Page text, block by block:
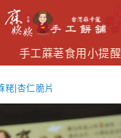
手工蔴荖食用小提醒
手工蔴荖食用小提醒
粩|杏仁脆片